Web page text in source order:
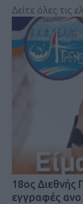
Δείτε όλες τις
18oς Διεθνής
εγγραφές